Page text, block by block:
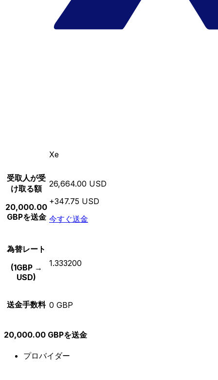
Xe
受取人が受
け取る額
20,000.00
GBPを送金
26,664.00 USD
+347.75 USD
今すぐ送金
為替レート
(1GBP →
USD)
1.333200
送金手数料 0 GBP
20,000.00 GBPを送金
プロバイダー